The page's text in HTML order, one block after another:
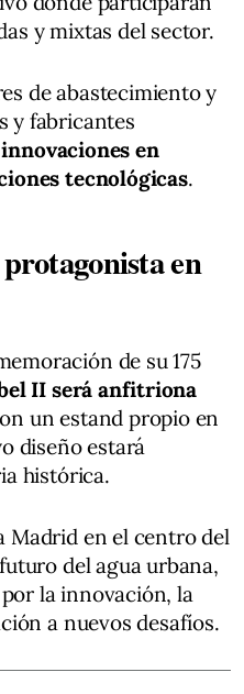
y mixtas del sector.
de abastecimiento y
y fabricantes
en
tecnológicas.
en
de su 175
II será anfitriona
un estand propio en
diseño estará
histórica.
Madrid en el centro del
del agua urbana,
la innovación, la
a nuevos desafíos.